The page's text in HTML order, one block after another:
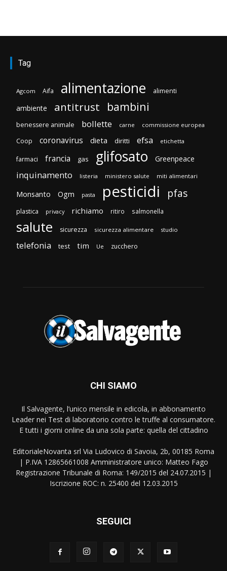
Tag
Agcom Aifa alimentazione alimenti
ambiente antitrust bambini
benessere animale bollette carne commissione europea
Coop coronavirus dieta diritti efsa etichetta
farmaci francia gas glifosato Greenpeace
inquinamento listeria ministero salute miti alimentari
Monsanto Ogm pasta pesticidi pfas
plastica privacy richiamo ritiro salmonella
salute sicurezza sicurezza alimentare studio
telefonia test tim Ue zucchero
CHI SIAMO
Il Salvagente, l’unico mensile in edicola, in abbonamento
Leader nei Test di laboratorio contro le truffe al consumatore.
E tutti i giorni online da una sola parte: quella del cittadino
EditorialeNovanta srl Via Ludovico di Savoia, 2b, 00185 Roma
| P.IVA 12865661008 Amministratore unico: Matteo Fago
Registrazione Tribunale di Roma: 149/2015 del 24.07.2015 |
Iscrizione ROC: n. 25400 del 12.03.2015
SEGUICI